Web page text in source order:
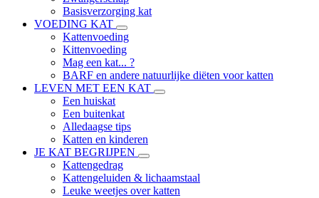
Basisverzorging kat
VOEDING KAT
Kattenvoeding
Kittenvoeding
Mag een kat... ?
BARF en andere natuurlijke diëten voor katten
LEVEN MET EEN KAT
Een huiskat
Een buitenkat
Alledaagse tips
Katten en kinderen
JE KAT BEGRIJPEN
Kattengedrag
Kattengeluiden & lichaamstaal
Leuke weetjes over katten